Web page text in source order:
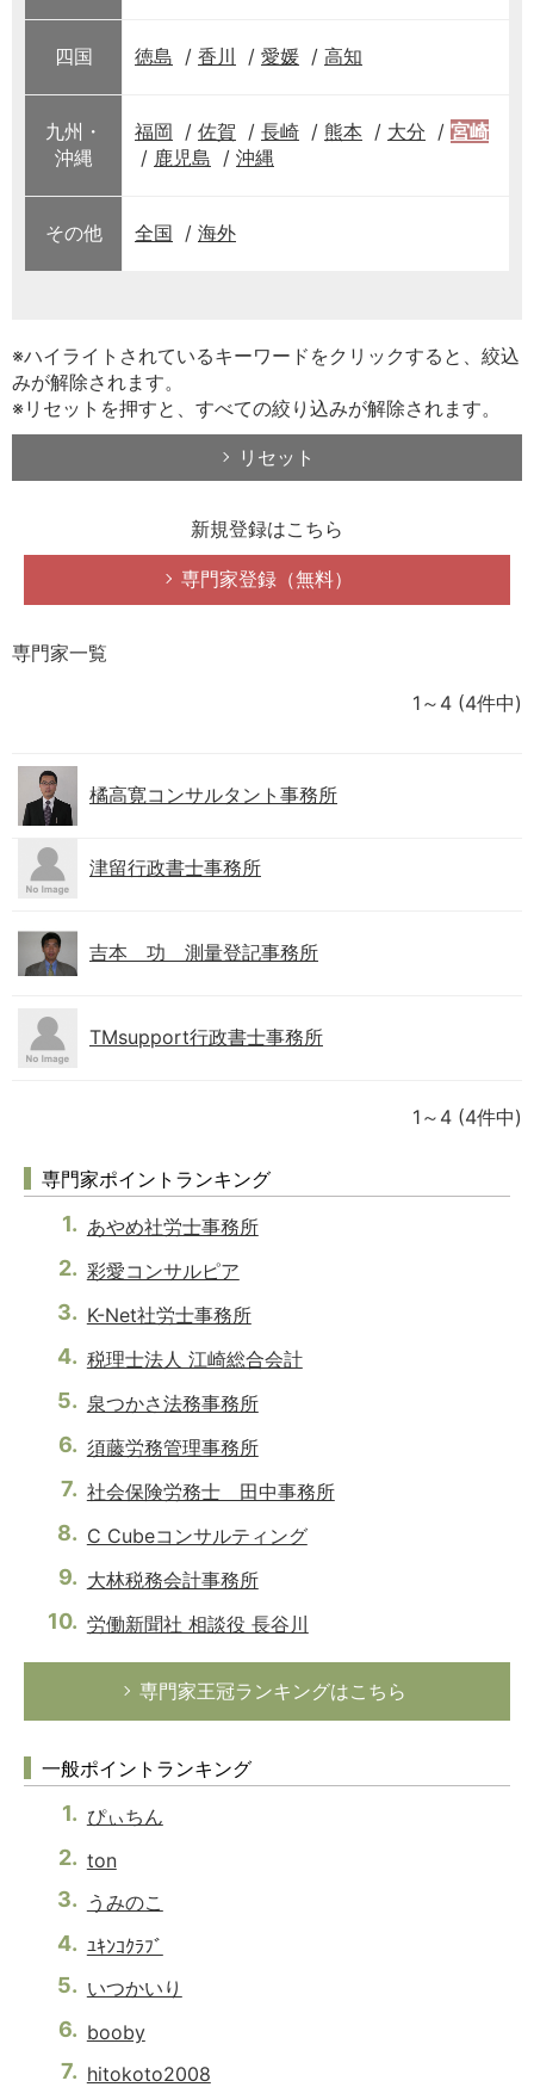
四国 徳島 香川 愛媛 高知
九州・
沖縄
福岡 佐賀 長崎 熊本 大分
宮崎
鹿児島
沖縄
その他 全国 海外
※ハイライトされているキーワードをクリックすると、絞込
みが解除されます。
※リセットを押すと、すべての絞り込みが解除されます。
リセット
新規登録はこちら
専門家登録（無料）
専門家一覧
1～4 (4件中)
橘高寛コンサルタント事務所
津留行政書士事務所
吉本 功 測量登記事務所
TMsupport行政書士事務所
1～4 (4件中)
専門家ポイントランキング
あやめ社労士事務所
彩愛コンサルピア
K-Net社労士事務所
税理士法人 江崎総合会計
泉つかさ法務事務所
須藤労務管理事務所
社会保険労務士 田中事務所
C Cubeコンサルティング
大林税務会計事務所
労働新聞社 相談役 長谷川
専門家王冠ランキングはこちら
一般ポイントランキング
ぴぃちん
ton
うみのこ
ﾕｷﾝｺｸﾗﾌﾞ
いつかいり
booby
hitokoto2008